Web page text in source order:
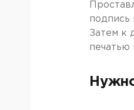
подпись
Затем к
печатью